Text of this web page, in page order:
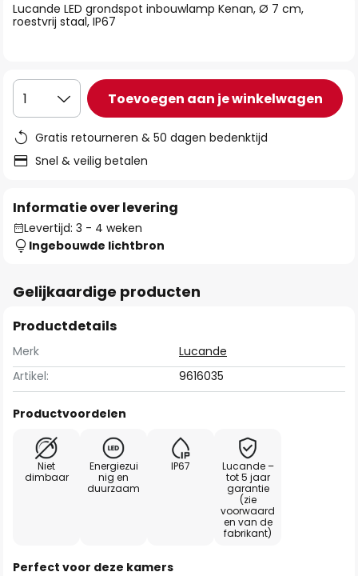
de
afbeeldingen-
Lucande LED grondspot inbouwlamp Kenan, Ø 7 cm,
roestvrij staal, IP67
1 Toevoegen aan je winkelwagen
Gratis retourneren & 50 dagen bedenktijd
Snel & veilig betalen
Informatie over levering
Levertijd: 3 - 4 weken
Ingebouwde lichtbron
Gelijkaardige producten
Productdetails
Merk
Lucande
Artikel:
9616035
Productvoordelen
Niet
dimbaar
Energiezui
nig en
duurzaam
IP67
Lucande –
tot 5 jaar
garantie
(zie
voorwaard
en van de
fabrikant)
Perfect voor deze kamers